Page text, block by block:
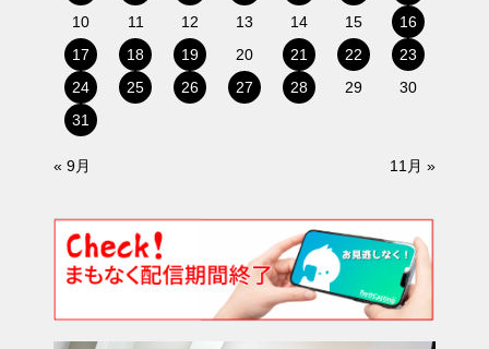
10
11 12 13 14 15
16
17
18 19 20 21 22
23
24
25 26 27 28 29
30
31
« 9月 11月 »